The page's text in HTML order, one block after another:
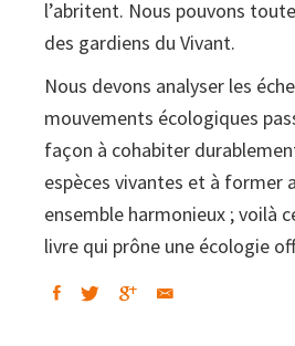
l’abritent. Nous pouvons
des gardiens du Vivant.
Nous devons analyser les
mouvements écologiques
façon à cohabiter
espèces vivantes et à former
ensemble harmonieux ; voilà
livre qui prône une écologie